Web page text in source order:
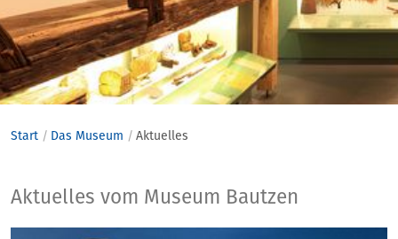
anspringen
Start Das Museum Aktuelles
Aktuelles
Aktuelles vom Museum Bautzen